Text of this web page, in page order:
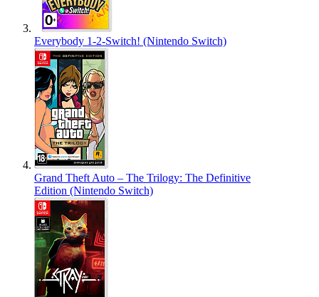
Everybody 1-2-Switch! (Nintendo Switch)
Grand Theft Auto – The Trilogy: The Definitive
Edition (Nintendo Switch)